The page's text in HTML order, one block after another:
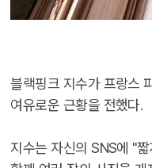
블랙핑크 지수가 프랑스
여유로운 근황을 전했다.
지수는 자신의 SNS에 "